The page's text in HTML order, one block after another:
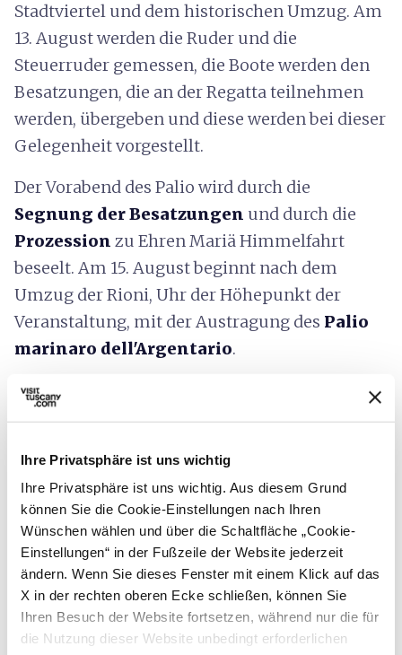
Ihre Privatsphäre ist uns wichtig
Ihre Privatsphäre ist uns wichtig. Aus diesem Grund
können Sie die Cookie-Einstellungen nach Ihren
Wünschen wählen und über die Schaltfläche „Cookie-
Einstellungen“ in der Fußzeile der Website jederzeit
ändern. Wenn Sie dieses Fenster mit einem Klick auf das
X in der rechten oberen Ecke schließen, können Sie
Ihren Besuch der Website fortsetzen, während nur die für
die Nutzung dieser Website unbedingt erforderlichen
Stadtviertel und dem historischen Umzug. Am
13. August werden die Ruder und die
Steuerruder gemessen, die Boote werden den
Besatzungen, die an der Regatta teilnehmen
werden, übergeben und diese werden bei dieser
Gelegenheit vorgestellt.
Der Vorabend des Palio wird durch die
Segnung der Besatzungen und durch die
Prozession zu Ehren Mariä Himmelfahrt
beseelt. Am 15. August beginnt nach dem
Umzug der Rioni, Uhr der Höhepunkt der
Veranstaltung, mit der Austragung des Palio
marinaro dell'Argentario.